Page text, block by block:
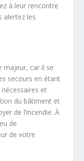
à leur rencontre
alertez les
majeur, car il se
secours en étant
et
du bâtiment et
de l’incendie. À
de
de votre